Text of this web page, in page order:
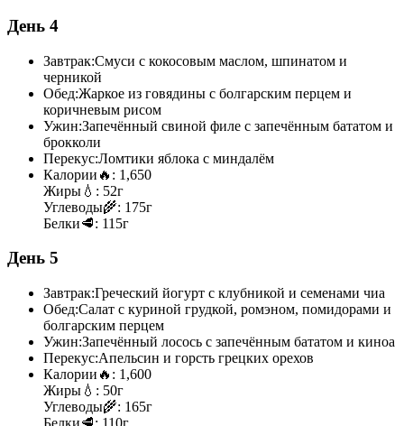
День 4
Завтрак:Смуси с кокосовым маслом, шпинатом и
черникой
Обед:Жаркое из говядины с болгарским перцем и
коричневым рисом
Ужин:Запечённый свиной филе с запечённым бататом и
брокколи
Перекус:Ломтики яблока с миндалём
Калории 🔥: 1,650
Жиры 💧: 52г
Углеводы🌾: 175г
Белки🥩: 115г
День 5
Завтрак:Греческий йогурт с клубникой и семенами чиа
Обед:Салат с куриной грудкой, ромэном, помидорами и
болгарским перцем
Ужин:Запечённый лосось с запечённым бататом и киноа
Перекус:Апельсин и горсть грецких орехов
Калории 🔥: 1,600
Жиры 💧: 50г
Углеводы🌾: 165г